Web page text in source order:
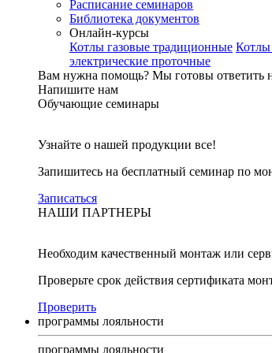
Расписание семинаров
Библиотека документов
Онлайн-курсы
Котлы газовые традиционные Котлы
электрические проточные
Вам нужна помощь? Мы готовы ответить
Напишите нам
Обучающие семинары
Узнайте о нашей продукции все!
Запишитесь на бесплатный семинар по
Записаться
НАШИ ПАРТНЕРЫ
Необходим качественный монтаж или
Проверьте срок действия сертификата
Проверить
программы лояльности
программы лояльности